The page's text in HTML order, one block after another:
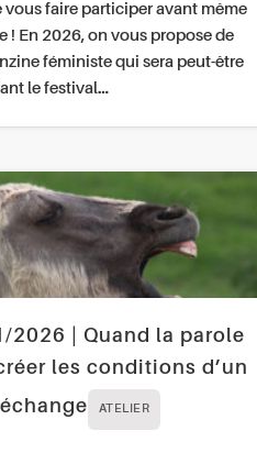
vous faire participer avant même
! En 2026, on vous propose de
féministe qui sera peut-être
le festival…
2026 | Quand la parole
les conditions d’un
ATELIER